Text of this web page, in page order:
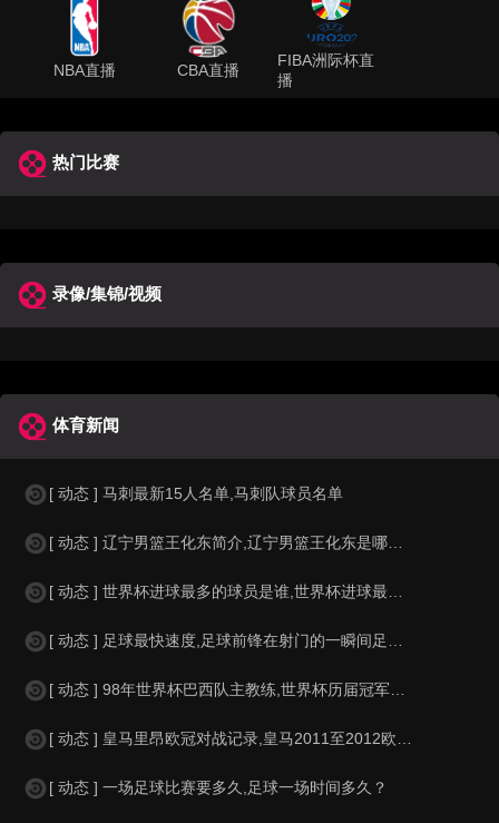
NBA直播 CBA直播
FIBA洲际杯直
播
热门比赛
录像/集锦/视频
体育新闻
[ 动态 ] 马刺最新15人名单,马刺队球员名单
[ 动态 ] 辽宁男篮王化东简介,辽宁男篮王化东是哪里人？
[ 动态 ] 世界杯进球最多的球员是谁,世界杯进球最多的球员是谁？
[ 动态 ] 足球最快速度,足球前锋在射门的一瞬间足球的速度有多快？？
[ 动态 ] 98年世界杯巴西队主教练,世界杯历届冠军球队教练
[ 动态 ] 皇马里昂欧冠对战记录,皇马2011至2012欧冠赛程&nbs
[ 动态 ] 一场足球比赛要多久,足球一场时间多久？